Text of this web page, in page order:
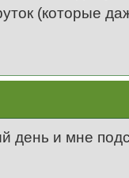
(которые
день и мне